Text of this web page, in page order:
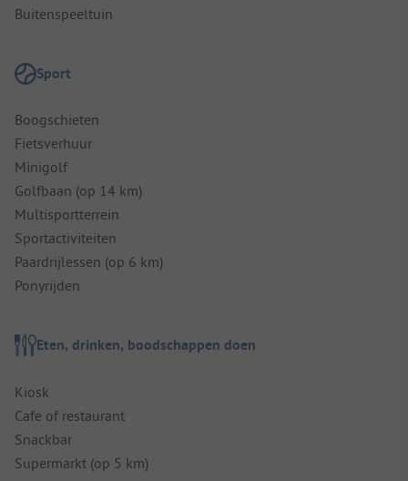
Buitenspeeltuin
Sport
Boogschieten
Fietsverhuur
Minigolf
Golfbaan (op 14 km)
Multisportterrein
Sportactiviteiten
Paardrijlessen (op 6 km)
Ponyrijden
Eten, drinken, boodschappen doen
Kiosk
Cafe of restaurant
Snackbar
Supermarkt (op 5 km)